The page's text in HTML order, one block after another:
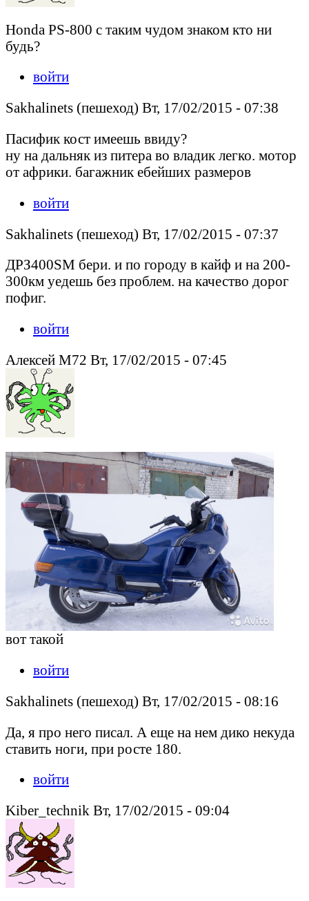
Honda PS-800 с таким чудом знаком кто ни
будь?
войти
Sakhalinets (пешеход) Вт, 17/02/2015 - 07:38
Пасифик кост имеешь ввиду?
ну на дальняк из питера во владик легко. мотор
от африки. багажник ебейших размеров
войти
Sakhalinets (пешеход) Вт, 17/02/2015 - 07:37
ДРЗ400SM бери. и по городу в кайф и на 200-
300км уедешь без проблем. на качество дорог
пофиг.
войти
Алексей М72 Вт, 17/02/2015 - 07:45
вот такой
войти
Sakhalinets (пешеход) Вт, 17/02/2015 - 08:16
Да, я про него писал. А еще на нем дико некуда
ставить ноги, при росте 180.
войти
Kiber_technik Вт, 17/02/2015 - 09:04